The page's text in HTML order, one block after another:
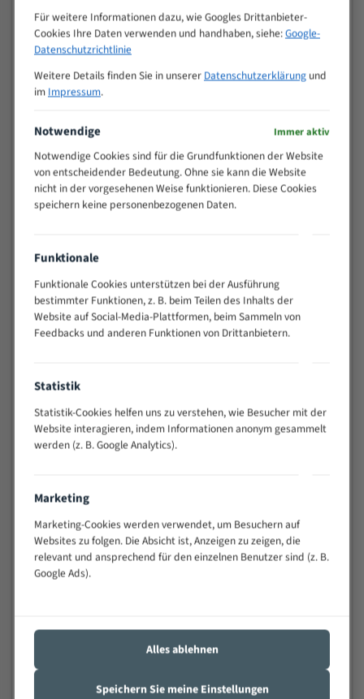
M (mm)
Zähne pro
Zoll (ZpZ))
>
10/14
15 - 40
8/12
25 - 50
35 - 70
80 - 180
3/4
130 -
350
2/3
200 -
> 500
0,75/1,25
Vorteile:
Widerstandsfähig gegen Zahnbruch auch bei
schwierigen Werkstücken (Materialmischung,
wechselnde Verbindungslängen)
Sehr geringe Vibration
Technische Beschreibung:
Positiver Spanwinkel
Bandkörper aus hochlegiertem Federstahl
Für weitere Informationen dazu, wie Googles Drittanbieter-
Cookies Ihre Daten verwenden und handhaben, siehe:Google-
Datenschutzrichtlinie
Weitere Details finden Sie in unserer Datenschutzerklärungund
im Impressum.
Notwendige Immer aktiv
Notwendige Cookies sind für die Grundfunktionen der Website
von entscheidender Bedeutung. Ohne sie kann die Website
nicht in der vorgesehenen Weise funktionieren. Diese Cookies
speichern keine personenbezogenen Daten.
Funktionale
Funktionale Cookies unterstützen bei der Ausführung
bestimmter Funktionen, z. B. beim Teilen des Inhalts der
Website auf Social-Media-Plattformen, beim Sammeln von
Feedbacks und anderen Funktionen von Drittanbietern.
Statistik
Statistik-Cookies helfen uns zu verstehen, wie Besucher mit der
Website interagieren, indem Informationen anonym gesammelt
werden (z. B. Google Analytics).
Marketing
Marketing-Cookies werden verwendet, um Besuchern auf
Websites zu folgen. Die Absicht ist, Anzeigen zu zeigen, die
relevant und ansprechend für den einzelnen Benutzer sind (z. B.
Google Ads).
Alles ablehnen
Speichern Sie meine Einstellungen